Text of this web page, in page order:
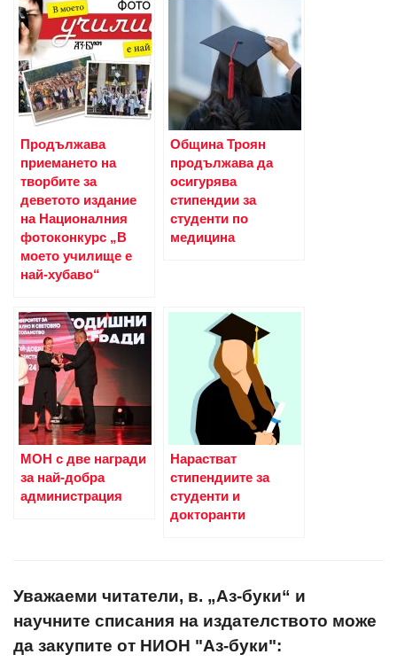
Продължава
приемането на
творбите за
деветото издание
на Националния
фотоконкурс „В
моето училище е
най-хубаво“
Община Троян
продължава да
осигурява
стипендии за
студенти по
медицина
МОН с две награди
за най-добра
администрация
Нарастват
стипендиите за
студенти и
докторанти
Уважаеми читатели, в. „Аз-буки“ и
научните списания на издателството може
да закупите от НИОН "Аз-буки":